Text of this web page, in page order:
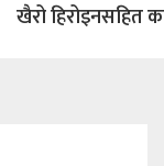
खैरो हिरोइनसहित